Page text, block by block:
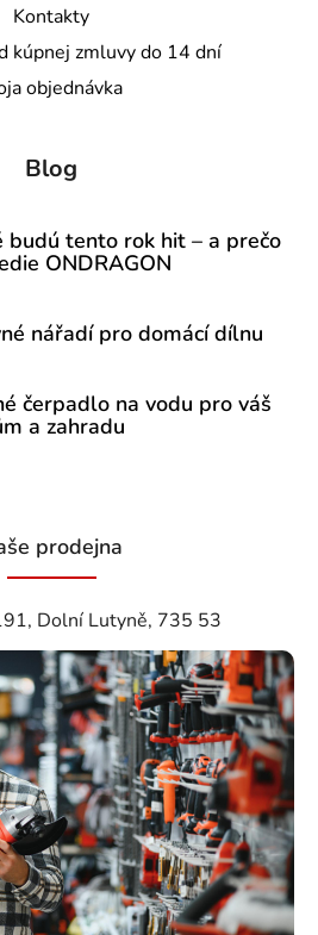
Kontakty
kúpnej zmluvy do 14 dní
objednávka
Blog
budú tento rok hit – a prečo
ONDRAGON
nářadí pro domácí dílnu
čerpadlo na vodu pro váš
a zahradu
prodejna
Dolní Lutyně, 735 53